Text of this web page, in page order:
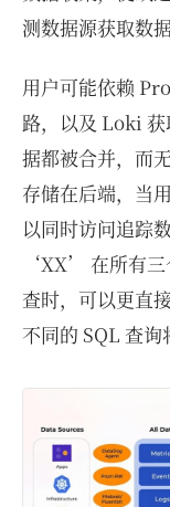
测数据源获取数据
用户可能依赖
路，以及 Loki
据都被合并，而
存储在后端，当
以同时访问追踪
‘XX’ 在所有
查时，可以更直
不同的 SQL 查询